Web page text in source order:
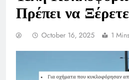
Πρέπει να Ξέρετε
October 16, 2025 1 Mins